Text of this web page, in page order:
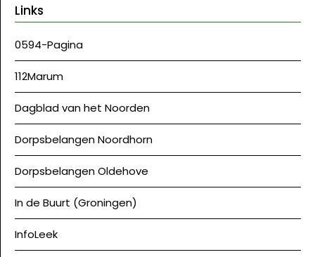
Links
0594-Pagina
112Marum
Dagblad van het Noorden
Dorpsbelangen Noordhorn
Dorpsbelangen Oldehove
In de Buurt (Groningen)
InfoLeek